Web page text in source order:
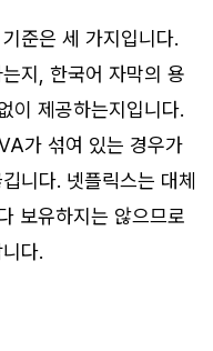
준은 세 가지입니다.
지, 한국어 자막의 용
이 제공하는지입니다.
가 섞여 있는 경우가
니다. 넷플릭스는 대체
보유하지는 않으므로
다.